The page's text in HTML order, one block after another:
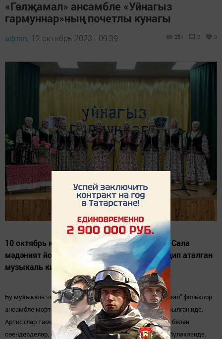
«Гөлҗамал» ансамбле «Уйнагыз
гармуннар»ның почетлы кунагы
admin, 12 октябрь 2023 - 09:39 254 0 0
10 октябрь көнне Кама Тамагы районы Яңа Сала
мәдәният йортында «Уйнагыз гармуннар» дип аталган
музыкаль кичә булды.
Бу музыкаль чарага Буа районының танылган " Гөлҗамал" фольклор
ансамбле мәрт
ле кунак булып чыгыш ясарга чакырылган.иде.
Артистлар тамашачыларны зур концерт программасы белән
сөендерделәр, «Г өлжамал» коллективы диплом белән бүләкләнде.